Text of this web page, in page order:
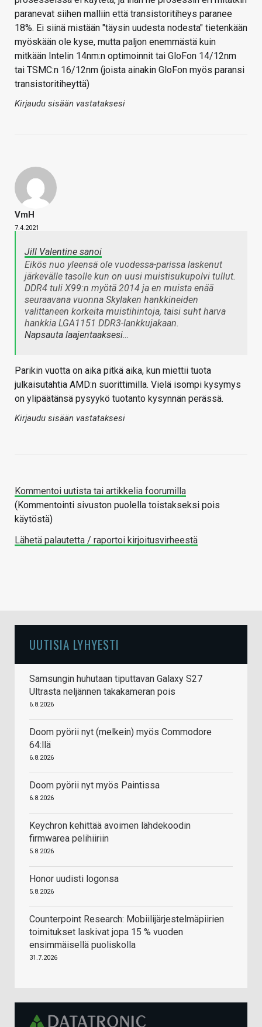
paranevat siihen malliin että transistoritiheys paranee
18%. Ei siinä mistään "täysin uudesta nodesta" tietenkään
myöskään ole kyse, mutta paljon enemmästä kuin
mitkään Intelin 14nm:n optimoinnit tai GloFon 14/12nm
tai TSMC:n 16/12nm (joista ainakin GloFon myös paransi
transistoritiheyttä)
Kirjaudu sisään vastataksesi
VmH
7.4.2021
Jill Valentine sanoi
Eikös nuo yleensä ole vuodessa-parissa laskenut
järkevälle tasolle kun on uusi muistisukupolvi tullut.
DDR4 tuli X99:n myötä 2014 ja en muista enää
seuraavana vuonna Skylaken hankkineiden
valittaneen korkeita muistihintoja, taisi suht harva
hankkia LGA1151 DDR3-lankkujakaan.
Napsauta laajentaaksesi…
Parikin vuotta on aika pitkä aika, kun miettii tuota
julkaisutahtia AMD:n suorittimilla. Vielä isompi kysymys
on ylipäätänsä pysyykö tuotanto kysynnän perässä.
Kirjaudu sisään vastataksesi
Kommentoi uutista tai artikkelia foorumilla
(Kommentointi sivuston puolella toistakseksi pois
käytöstä)
Lähetä palautetta / raportoi kirjoitusvirheestä
UUTISIA LYHYESTI
Samsungin huhutaan tiputtavan Galaxy S27
Ultrasta neljännen takakameran pois
6.8.2026
Doom pyörii nyt (melkein) myös Commodore
64:llä
6.8.2026
Doom pyörii nyt myös Paintissa
6.8.2026
Keychron kehittää avoimen lähdekoodin
firmwarea pelihiiriin
5.8.2026
Honor uudisti logonsa
5.8.2026
Counterpoint Research: Mobiilijärjestelmäpiirien
toimitukset laskivat jopa 15 % vuoden
ensimmäisellä puoliskolla
31.7.2026